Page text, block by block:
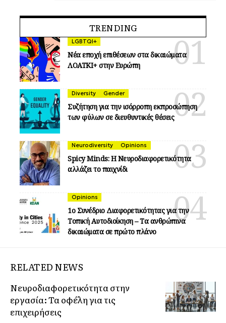
TRENDING
LGBTQI+
Νέα εποχή επιθέσεων στα δικαιώματα
ΛΟΑΤΚΙ+ στην Ευρώπη
Diversity Gender
Συζήτηση για την ισόρροπη εκπροσώπηση
των φύλων σε διευθυντικές θέσεις
Neurodiversity Opinions
Spicy Minds: Η Νευροδιαφορετικότητα
αλλάζει το παιχνίδι
Opinions
1ο Συνέδριο Διαφορετικότητας για την
Τοπική Αυτοδιοίκηση – Τα ανθρώπινα
δικαιώματα σε πρώτο πλάνο
RELATED NEWS
Νευροδιαφορετικότητα στην
εργασία: Τα οφέλη για τις
επιχειρήσεις